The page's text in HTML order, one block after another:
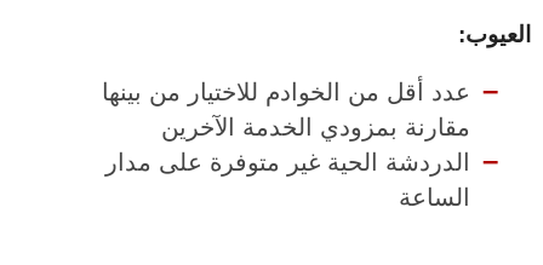
العيوب:
عدد أقل من الخوادم للاختيار من بينها
مقارنة بمزودي الخدمة الآخرين
الدردشة الحية غير متوفرة على مدار
الساعة